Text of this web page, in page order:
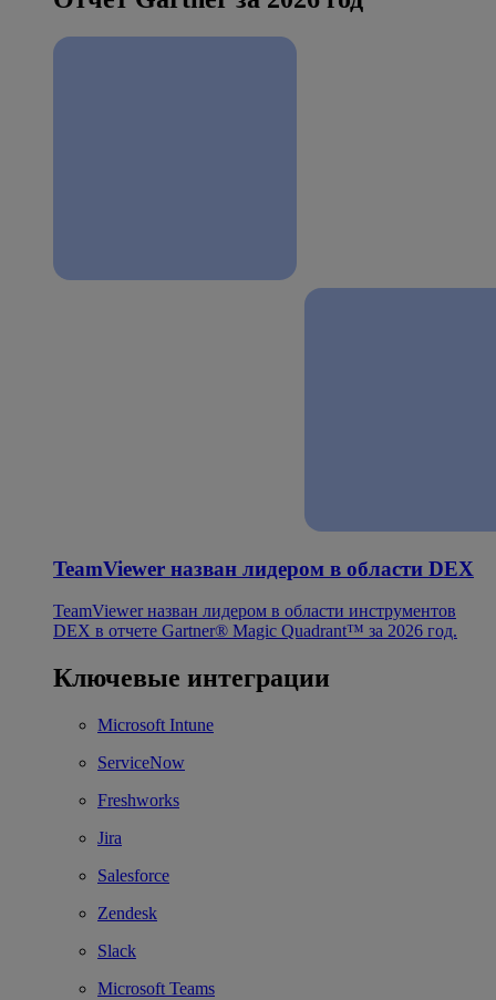
TeamViewer назван лидером в области DEX
TeamViewer назван лидером в области инструментов
DEX в отчете Gartner® Magic Quadrant™ за 2026 год.
Ключевые интеграции
Microsoft Intune
ServiceNow
Freshworks
Jira
Salesforce
Zendesk
Slack
Microsoft Teams